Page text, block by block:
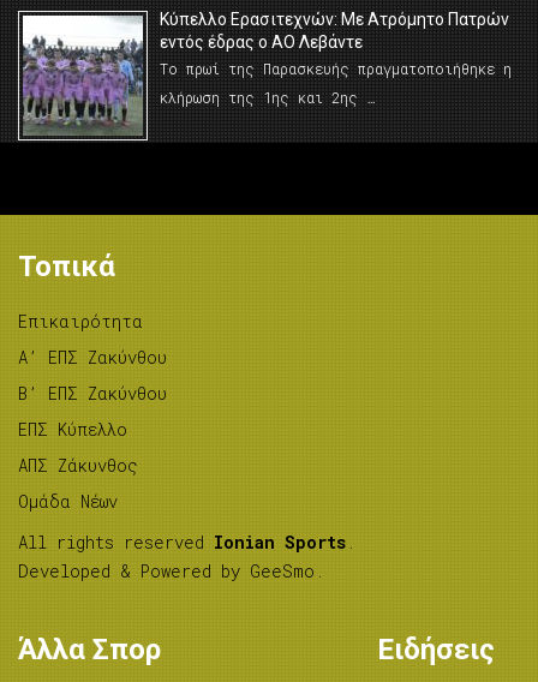
Κύπελλο Ερασιτεχνών: Με Ατρόμητο Πατρών
εντός έδρας ο ΑΟ Λεβάντε
Το πρωί της Παρασκευής πραγματοποιήθηκε η
κλήρωση της 1ης και 2ης …
Τοπικά
Επικαιρότητα
A’ ΕΠΣ Ζακύνθου
B’ ΕΠΣ Ζακύνθου
ΕΠΣ Κύπελλο
ΑΠΣ Ζάκυνθος
Ομάδα Νέων
All rights reserved Ionian Sports .
Developed & Powered by GeeSmo .
Άλλα Σπορ Ειδήσεις